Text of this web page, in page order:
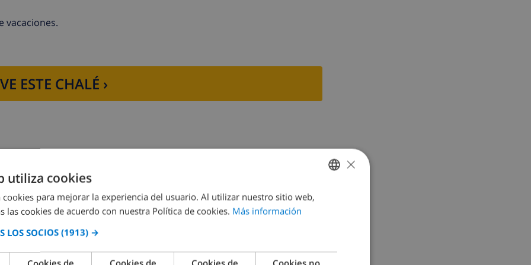
de DVD y equipo de alta fidelidad
refrigerador-congelador, cafetera, calentador de agua,
cafetera, calentador de agua, batidor y tostador
acondicionado y baño en suite
acondicionado
vacaciones.
ESTE CHALÉ ›
Dormitorio 2:
SPANISH
DUTCH
SPANISH
×
utiliza cookies
cookies para mejorar la experiencia del usuario. Al utilizar nuestro sitio web,
las cookies de acuerdo con nuestra Política de cookies. Más información
LOS SOCIOS (1913) →